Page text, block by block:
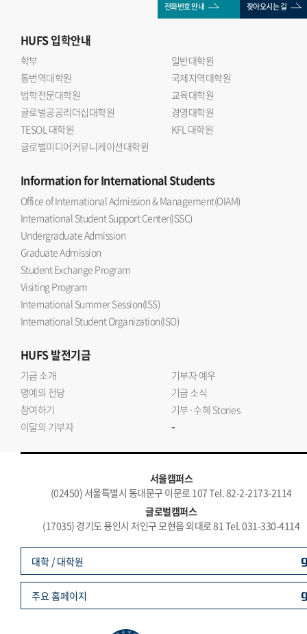
전화번호 안내 찾아오시는 길
HUFS입학안내
학부
일반대학원
통번역대학원
국제지역대학원
법학전문대학원
교육대학원
글로벌공공리더십대학원
경영대학원
TESOL 대학원
KFL 대학원
글로벌미디어커뮤니케이션대학원
Informationfor International Students
Office of International Admission & Management(OIAM)
International Student Support Center(ISSC)
Undergraduate Admission
Graduate Admission
Student Exchange Program
Visiting Program
International Summer Session(ISS)
International Student Organization(ISO)
HUFS발전기금
기금 소개
기부자 예우
명예의 전당
기금 소식
참여하기
기부·수혜 Stories
이달의 기부자
-
서울캠퍼스
(02450) 서울특별시 동대문구 이문로 107 Tel. 82-2-2173-2114
글로벌캠퍼스
(17035) 경기도 용인시 처인구 모현읍 외대로 81 Tel. 031-330-4114
대학 / 대학원
주요 홈페이지